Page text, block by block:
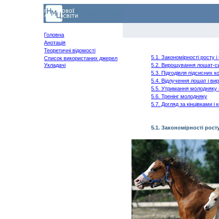
Головна
Анотація
Теоретичні відомості
Список використаних джерел
Укладачі
5.1. Закономірності росту
5.2. Вирощування лошат-
5.3. Підгодівля підсисних
5.4. Відлучення лошат і
5.5. Утримання молодняку
5.6. Тренінг молодняку
5.7. Догляд за кінцівками
5.1. Закономірності